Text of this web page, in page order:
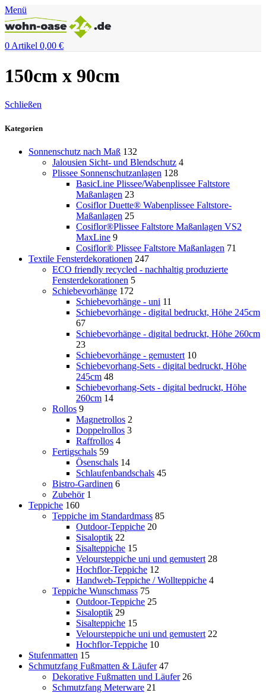
Menü
0Artikel 0,00 €
150cm x 90cm
Schließen
Kategorien
Sonnenschutz nach Maß 132
Jalousien Sicht- und Blendschutz 4
Plissee Sonnenschutzanlagen 128
BasicLine Plissee/Wabenplissee Faltstore
Maßanlagen 23
Cosiflor Duette® Wabenplissee Faltstore-
Maßanlagen 25
Cosiflor®Plissee Faltstore Maßanlagen VS2
MaxLine 9
Cosiflor® Plissee Faltstore Maßanlagen 71
Textile Fensterdekorationen 247
ECO friendly recycled - nachhaltig produzierte
Fensterdekorationen 5
Schiebevorhänge 172
Schiebevorhänge - uni 11
Schiebevorhänge - digital bedruckt, Höhe 245cm
67
Schiebevorhänge - digital bedruckt, Höhe 260cm
23
Schiebevorhänge - gemustert 10
Schiebevorhang-Sets - digital bedruckt, Höhe
245cm 48
Schiebevorhang-Sets - digital bedruckt, Höhe
260cm 14
Rollos 9
Magnetrollos 2
Doppelrollos 3
Raffrollos 4
Fertigschals 59
Ösenschals 14
Schlaufenbandschals 45
Bistro-Gardinen 6
Zubehör 1
Teppiche 160
Teppiche im Standardmass 85
Outdoor-Teppiche 20
Sisaloptik 22
Sisalteppiche 15
Veloursteppiche uni und gemustert 28
Hochflor-Teppiche 12
Handweb-Teppiche / Wollteppiche 4
Teppiche Wunschmass 75
Outdoor-Teppiche 25
Sisaloptik 29
Sisalteppiche 15
Veloursteppiche uni und gemustert 22
Hochflor-Teppiche 10
Stufenmatten 15
Schmutzfang Fußmatten & Läufer 47
Dekorative Fußmatten und Läufer 26
Schmutzfang Meterware 21